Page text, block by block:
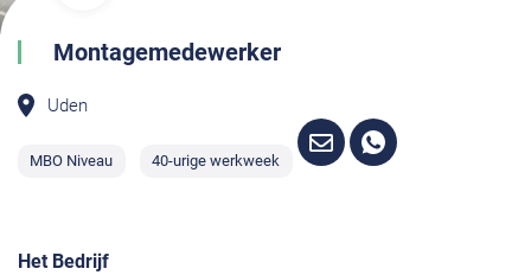
Montagemedewerker
Uden
MBO Niveau 40-urige werkweek
Het Bedrijf